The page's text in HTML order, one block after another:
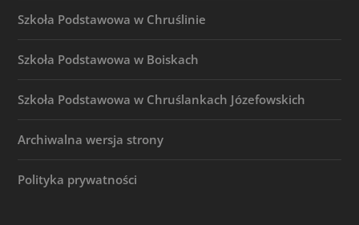
Szkoła Podstawowa w Chruślinie
Szkoła Podstawowa w Boiskach
Szkoła Podstawowa w Chruślankach Józefowskich
Archiwalna wersja strony
Polityka prywatności